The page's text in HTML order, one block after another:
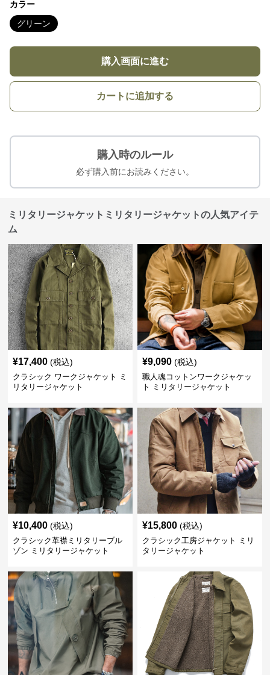
カラー
グリーン
購入画面に進む
カートに追加する
購入時のルール
必ず購入前にお読みください。
ミリタリージャケットミリタリージャケットの人気アイテ
ム
¥17,400 (税込)
クラシック ワークジャケット ミ
リタリージャケット
¥9,090 (税込)
職人魂コットンワークジャケッ
ト ミリタリージャケット
¥10,400 (税込)
クラシック革襟ミリタリーブル
ゾン ミリタリージャケット
¥15,800 (税込)
クラシック工房ジャケット ミリ
タリージャケット